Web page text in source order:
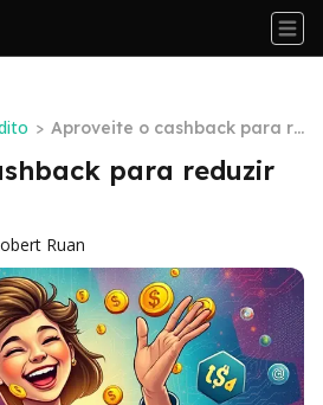
> Aproveite o cashback para re
duzir gastos fixos
para reduzir
Ruan